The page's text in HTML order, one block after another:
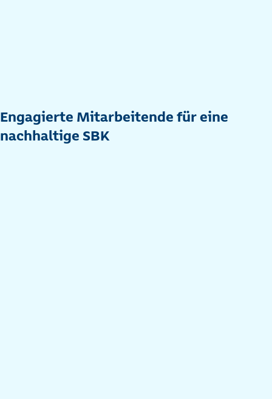
Engagierte Mitarbeitende für eine
nachhaltige SBK